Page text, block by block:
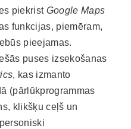
piekrist Google Maps
funkcijas, piemēram,
pieejamas.
puses izsekošanas
, kas izmanto
(pārlūkprogrammas
klikšķu ceļš un